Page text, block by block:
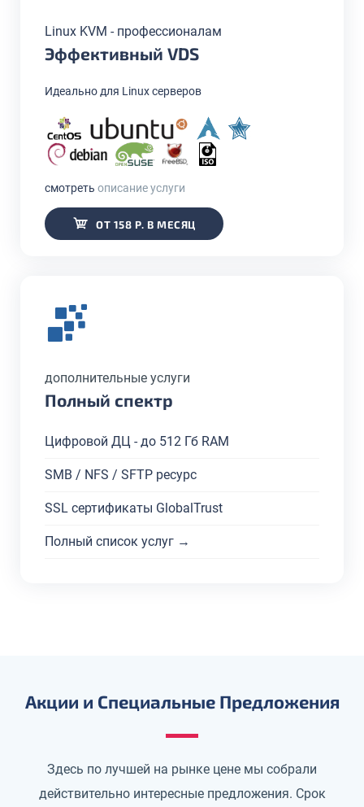
Linux KVM - профессионалам
Эффективный VDS
Идеально для Linux серверов
смотреть описание услуги
ОТ 158 Р. В МЕСЯЦ
дополнительные услуги
Полный спектр
Цифровой ДЦ - до 512 Гб RAM
SMB / NFS / SFTP ресурс
SSL сертификаты GlobalTrust
Полный список услуг →
Акции и Специальные Предложения
Здесь по лучшей на рынке цене мы собрали
действительно интересные предложения. Срок